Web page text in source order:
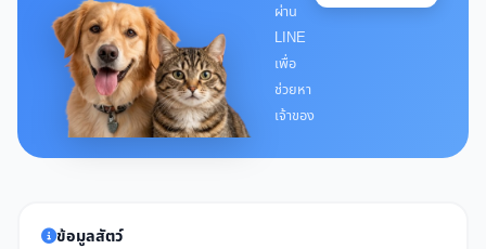
ผ่าน
LINE
เพื่อ
ช่วยหา
เจ้าของ
ข้อมูลสัตว์